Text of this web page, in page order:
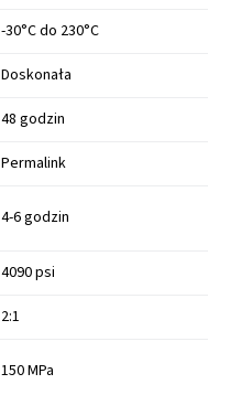
-30°C do 230°C
Doskonała
48 godzin
Permalink
4-6 godzin
4090 psi
2:1
150 MPa